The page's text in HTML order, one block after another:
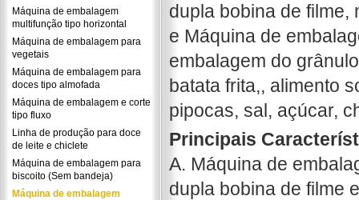
Máquina de embalagem
multifunção tipo horizontal
Máquina de embalagem para
vegetais
Máquina de embalagem para
doces tipo almofada
Máquina de embalagem e corte
tipo fluxo
Linha de produção para doce
de leite e chiclete
Máquina de embalagem para
biscoito (Sem bandeja)
Máquina de embalagem
dupla bobina de filme,
e Máquina de
embalagem do
batata frita,, alimento
pipocas, sal, açúcar,
Principais
A. Máquina de
dupla bobina de filme